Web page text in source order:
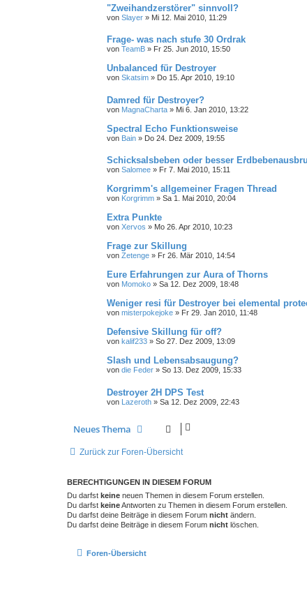
"Zweihandzerstörer" sinnvoll?
von Slayer » Mi 12. Mai 2010, 11:29
Frage- was nach stufe 30 Ordrak
von TeamB » Fr 25. Jun 2010, 15:50
Unbalanced für Destroyer
von Skatsim » Do 15. Apr 2010, 19:10
Damred für Destroyer?
von MagnaCharta » Mi 6. Jan 2010, 13:22
Spectral Echo Funktionsweise
von Bain » Do 24. Dez 2009, 19:55
Schicksalsbeben oder besser
von Salomee » Fr 7. Mai 2010, 15:11
Korgrimm's allgemeiner Fragen Thread
von Korgrimm » Sa 1. Mai 2010, 20:04
Extra Punkte
von Xervos » Mo 26. Apr 2010, 10:23
Frage zur Skillung
von Zetenge » Fr 26. Mär 2010, 14:54
Eure Erfahrungen zur Aura of Thorns
von Momoko » Sa 12. Dez 2009, 18:48
Weniger resi für Destroyer bei elemental
von misterpokejoke » Fr 29. Jan 2010, 11:48
Defensive Skillung für off?
von kalif233 » So 27. Dez 2009, 13:09
Slash und Lebensabsaugung?
von die Feder » So 13. Dez 2009, 15:33
Destroyer 2H DPS Test
von Lazeroth » Sa 12. Dez 2009, 22:43
Neues Thema
Zurück zur Foren-Übersicht
BERECHTIGUNGEN IN DIESEM FORUM
Du darfst keine neuen Themen in diesem Forum erstellen.
Du darfst keineAntworten zu Themen in diesem Forum erstellen.
Du darfst deine Beiträge in diesem Forum nicht ändern.
Du darfst deine Beiträge in diesem Forum nicht löschen.
Foren-Übersicht